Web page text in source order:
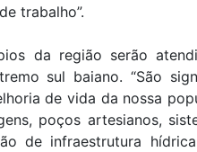
trabalho”.
da região serão
sul baiano. “São
de vida da nossa
poços artesianos,
de infraestrutura